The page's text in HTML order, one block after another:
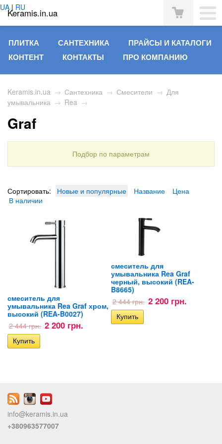
Keramis.in.ua
UA | RU
ПЛИТКА САНТЕХНИКА
ПРАЙСЫ И КАТАЛОГИ
КОНТЕНТ
КОНТАКТЫ ПРО КОМПАНИЮ
Keramis.in.ua → Сантехника → Смесители → Для
умывальника → Rea →
Graf
Подбор по параметрам
Сортировать: Новые и популярные Название
Цена
В наличии
смеситель для
умывальника Rea Graf хром,
высокий (REA-B0027)
2 444 грн. 2 200 грн.
смеситель для
умывальника Rea Graf
черный, высокий (REA-
B8665)
2 444 грн. 2 200 грн.
info@keramis.in.ua
+380963577007